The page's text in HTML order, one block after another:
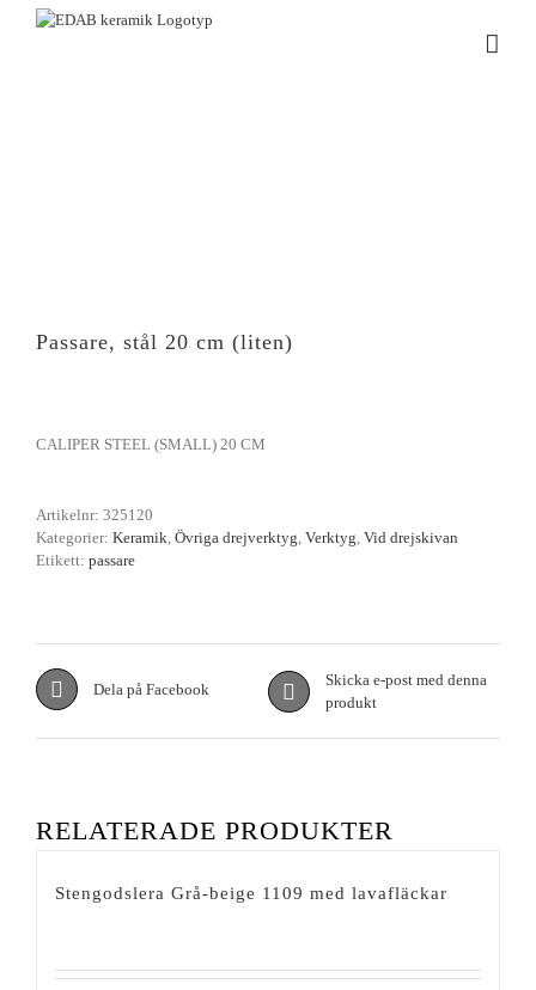
Fortsätt
Passare, stål 20 cm (liten)
CALIPER STEEL (SMALL) 20 CM
Artikelnr: 325120
Kategorier: Keramik, Övriga drejverktyg, Verktyg, Vid drejskivan
Etikett: passare
Dela på Facebook
Skicka e-post med denna
produkt
RELATERADE PRODUKTER
Stengodslera Grå-beige 1109 med lavafläckar